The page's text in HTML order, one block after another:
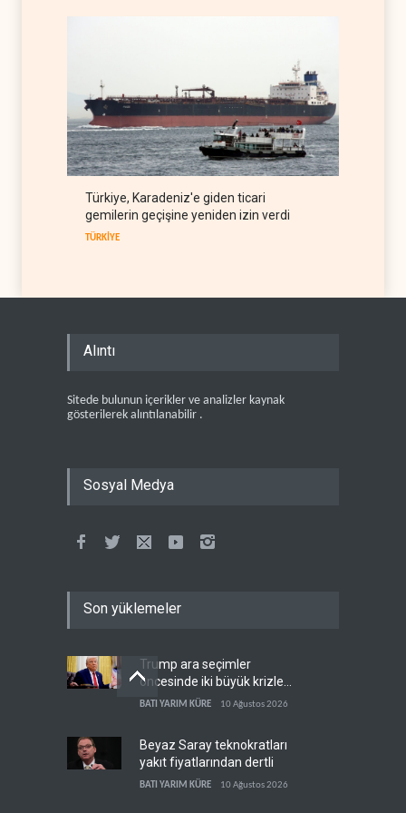
Türkiye, Karadeniz'e giden ticari
gemilerin geçişine yeniden izin verdi
TÜRKİYE
Alıntı
Sitede bulunun içerikler ve analizler kaynak
gösterilerek alıntılanabilir .
Sosyal Medya
Son yüklemeler
Trump ara seçimler
öncesinde iki büyük krizle
karşı karşıya
BATI YARIM KÜRE 10 Ağustos 2026
Beyaz Saray teknokratları
yakıt fiyatlarından dertli
BATI YARIM KÜRE 10 Ağustos 2026